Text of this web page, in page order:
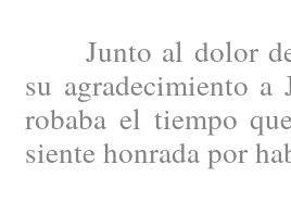
Junto al dolor de
su agradecimiento
robaba el tiempo
siente honrada por